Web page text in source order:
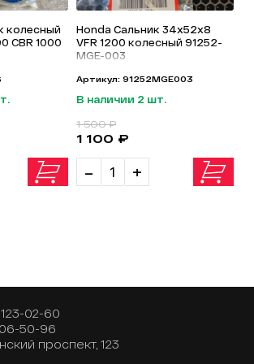
колесный
CBR 1000
Honda Сальник 34х52х8
VFR 1200 колесный 91252-
MGE-003
Артикул: 91252MGE003
В наличии 2 шт.
- +
1 100 ₽
1 500 ₽
02-60
50-96
проспект, 123